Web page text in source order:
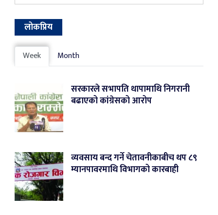
लोकप्रिय
Week Month
सरकारले सभापति थापामाथि निगरानी
बढाएको कांग्रेसको आरोप
व्यवसाय बन्द गर्ने चेतावनीकाबीच थप ८९
म्यानपावरमाथि विभागको कारबाही